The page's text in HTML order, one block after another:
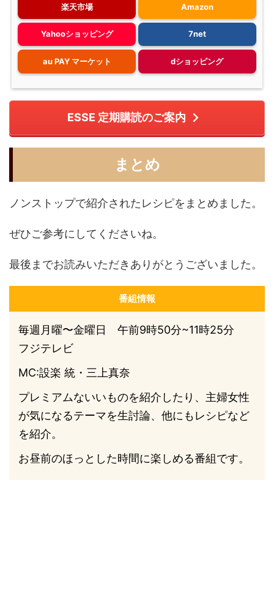
楽天市場 Amazon
Yahooショッピング 7net
au PAY マーケット dショッピング
ESSE 定期購読のご案内
まとめ
ノンストップで紹介されたレシピをまとめました。
ぜひご参考にしてくださいね。
最後までお読みいただきありがとうございました。
番組情報
毎週月曜〜金曜日 午前9時50分~11時25分
フジテレビ
MC:設楽 統・三上真奈
プレミアムないいものを紹介したり、主婦女性
が気になるテーマを生討論、他にもレシピなど
を紹介。
お昼前のほっとした時間に楽しめる番組です。